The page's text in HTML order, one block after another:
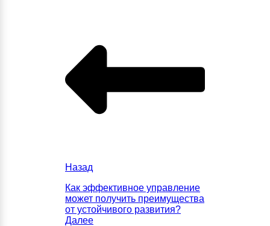
Назад
Как эффективное управление
может получить преимущества
от устойчивого развития?
Далее